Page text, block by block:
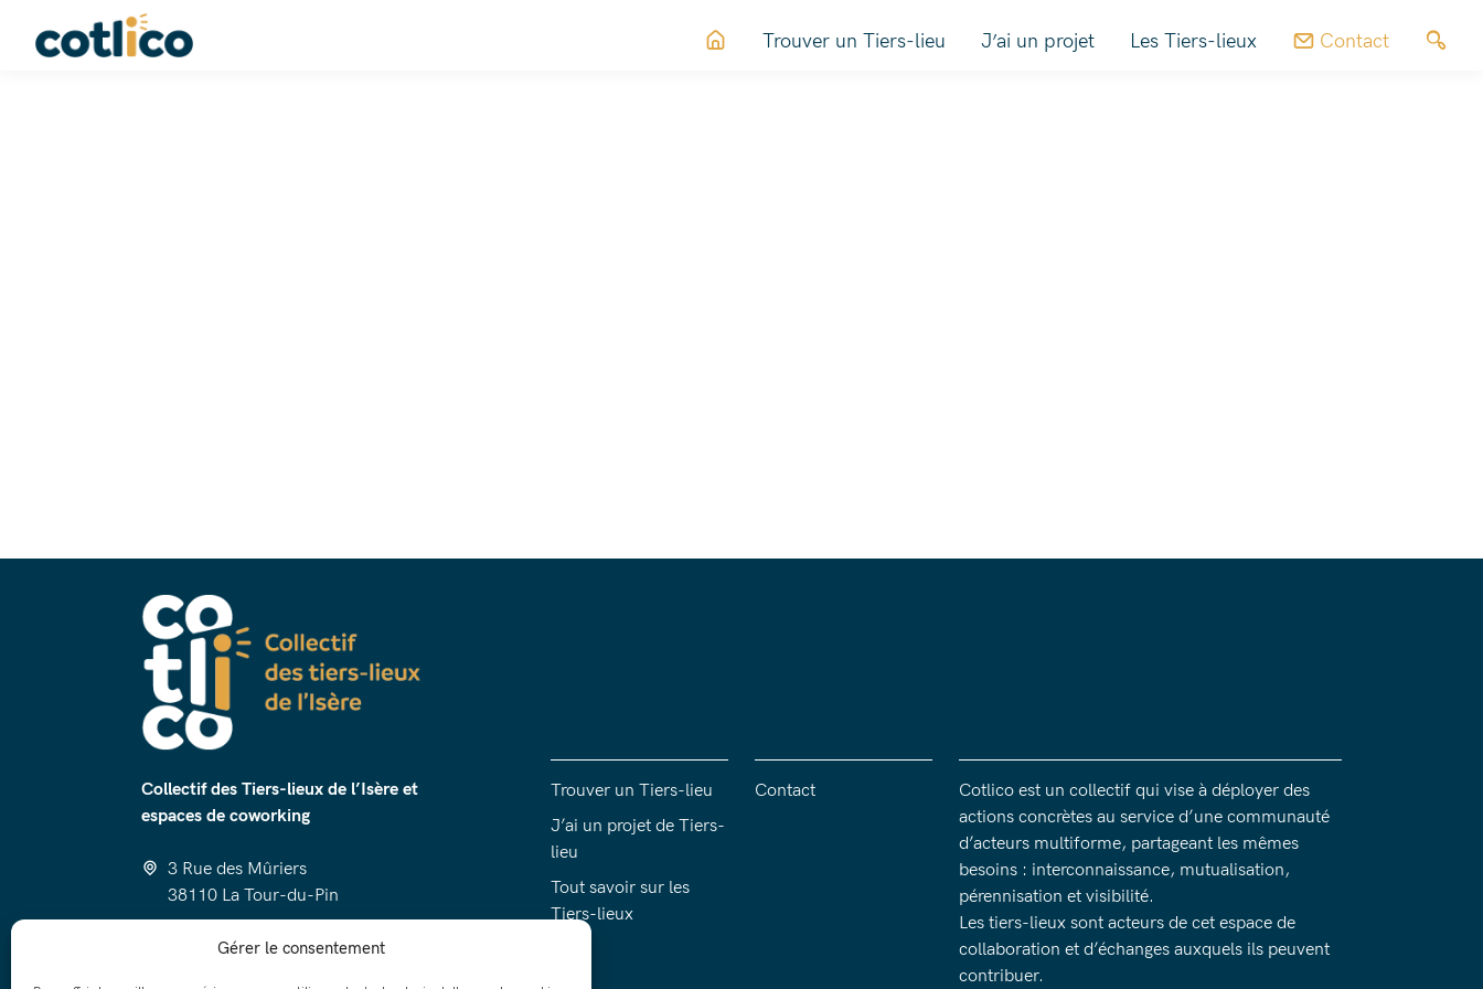
Gérer le consentement
Trouver un Tiers-lieu J’ai un projet Les Tiers-lieux Contact
Collectif des Tiers-lieux de l’Isère et
espaces de coworking
3 Rue des Mûriers
38110 La Tour-du-Pin
Trouver un Tiers-lieu
J’ai un projet de Tiers-
lieu
Tout savoir sur les
Tiers-lieux
Contact
Cotlico est un collectif qui vise à déployer des
actions concrètes au service d’une communauté
d’acteurs multiforme, partageant les mêmes
besoins : interconnaissance, mutualisation,
pérennisation et visibilité.
Les tiers-lieux sont acteurs de cet espace de
collaboration et d’échanges auxquels ils peuvent
contribuer.